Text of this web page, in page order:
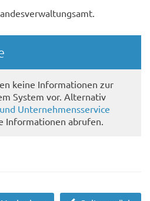
keine Informationen zur
System vor. Alternativ
Unternehmensservice
Informationen abrufen.